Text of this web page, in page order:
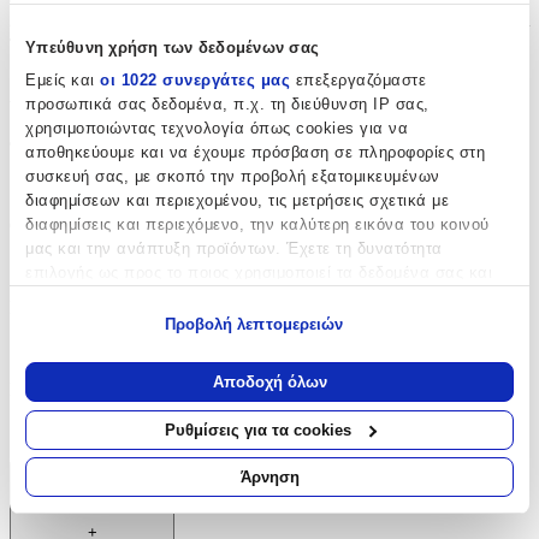
Υπεύθυνη χρήση των δεδομένων σας
Εμείς και οι 1022 συνεργάτες μας επεξεργαζόμαστε
προσωπικά σας δεδομένα, π.χ. τη διεύθυνση IP σας,
χρησιμοποιώντας τεχνολογία όπως cookies για να
αποθηκεύουμε και να έχουμε πρόσβαση σε πληροφορίες στη
συσκευή σας, με σκοπό την προβολή εξατομικευμένων
διαφημίσεων και περιεχομένου, τις μετρήσεις σχετικά με
διαφημίσεις και περιεχόμενο, την καλύτερη εικόνα του κοινού
μας και την ανάπτυξη προϊόντων. Έχετε τη δυνατότητα
Να συλλέξουμε πληροφορίες σχετικά με τη γεωγραφική
σας τοποθεσία, οι οποίες μπορεί να είναι ακριβείς σε
απόσταση μερικών μέτρων
Να αναγνωρίσουμε τη συσκευή σας σαρώνοντας ενεργά
για συγκεκριμένα χαρακτηριστικά (δακτυλικό αποτύπωμα)
Μάθετε περισσότερα σχετικά με τον τρόπο επεξεργασίας των
Προβολή λεπτομερειών
Αποδοχή όλων
Ρυθμίσεις για τα cookies
Άρνηση
ποιότητα και προσεγμένο σχεδιασμό.
Χαρακτηριστικά
Φύλο
Κορίτσι
Θέμα:
Κατασκευαστής
Χαρακτηριστικά
+